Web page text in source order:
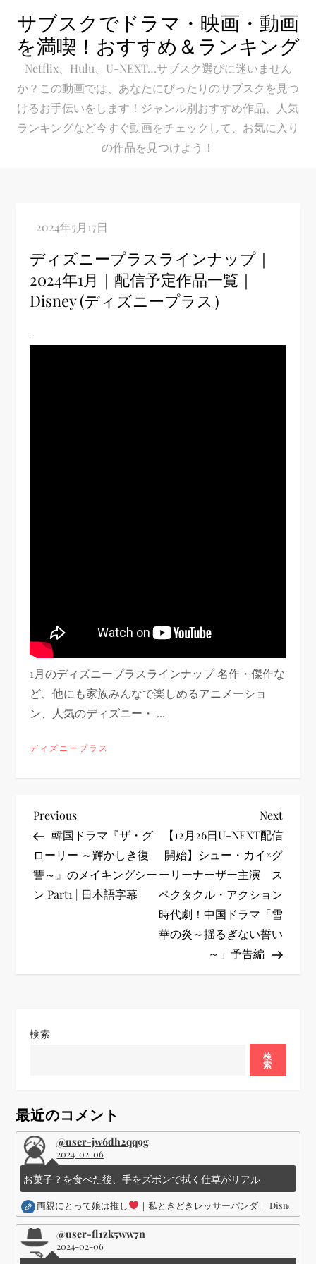
content
サブスクでドラマ・映画・動画
を満喫！おすすめ＆ランキング
Netflix、Hulu、U-NEXT…サブスク選びに迷いません
か？この動画では、あなたにぴったりのサブスクを見つ
けるお手伝いをします！ジャンル別おすすめ作品、人気
ランキングなど今すぐ動画をチェックして、お気に入り
の作品を見つけよう！
ディズニープラスラインナップ｜
2024年1月｜配信予定作品一覧｜
Disney (ディズニープラス）
1月のディズニープラスラインナップ 名作・傑作な
ど、他にも家族みんなで楽しめるアニメーショ
ン、人気のディズニー・ ...
ディズニープラス
投
稿
ナ
Previous
Post
Previous
韓国ドラマ『ザ・グ
ローリー ～輝かしき復
讐～』のメイキングシー
ン Part1 | 日本語字幕
Next
Post
Next
【12月26日U-NEXT配信
開始】シュー・カイ×グ
ーリーナーザー主演 ス
ペクタクル・アクション
時代劇！中国ドラマ「雪
華の炎～揺るぎない誓い
～」予告編
検索
検
索
最近のコメント
@user-jw6dh2qq9g
2024-02-06
お菓子？を食べた後、手をズボンで拭く仕草がリアル
両親にとって娘は推し ｜私ときどきレッサーパンダ ｜Disney (
@user-fl1zk5ww7n
2024-02-06